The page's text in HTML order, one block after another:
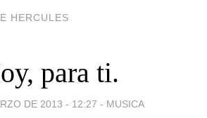
HERCULES
para ti.
DE 2013 - 12:27 - MUSICA